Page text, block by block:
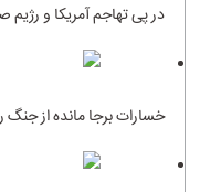
در پی تهاجم آمریکا و
خسارات برجا مانده از